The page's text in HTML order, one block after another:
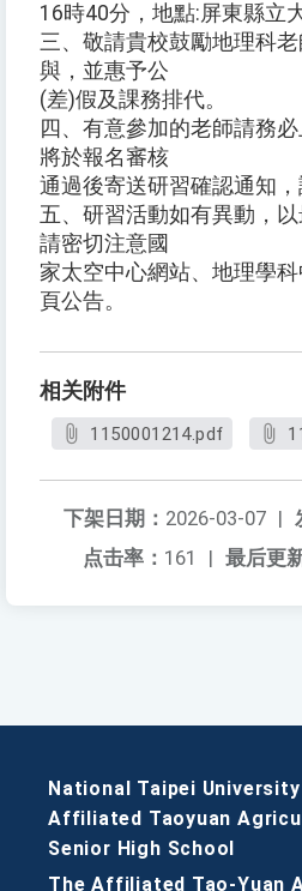
16時40分，地點:屏東縣立
三、敬請貴校鼓勵地理科
與，並惠予公
(差)假及課務排代。
四、有意參加的老師請務
將於報名審核
通過後寄送研習確認通知，
五、研習活動如有異動，以
請密切注意國
家太空中心網站、地理學
頁公告。
相关附件
1150001214.pdf
下架日期： 2026-03-07 |
最后更
点击率： 161 |
National Taipei
Affiliated Taoyuan
Senior High School
The Affiliated Tao-Yuan